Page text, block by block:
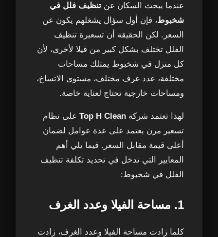
عندما يبحث السكان عن تنظيف فلل في
شخبوط، فإن أول سؤال يشغلهم يكون عن
السعر. لكن الحقيقة أن تسعيرة تنظيف
الفلل تختلف بشكل كبير من فيلا لأخرى، لأن
كل منزل في شخبوط يمتلك مساحات
مختلفة، عدد غرف مختلف، مستوى الاتساخ،
ومساحات خارجية تحتاج لعناية خاصة.
لهذا تعتمد شركة Top H Clean على نظام
تسعير مرن يعتمد على عدة عوامل لضمان
أعلى قيمة مقابل السعر. فيما يلي أهم
المعايير التي تدخل في تحديد تكلفة تنظيف
الفلل في شخبوط:
1. مساحة الفيلا وعدد الغرف
كلما زادت مساحة الفيلا وعدد الغرف، زادت